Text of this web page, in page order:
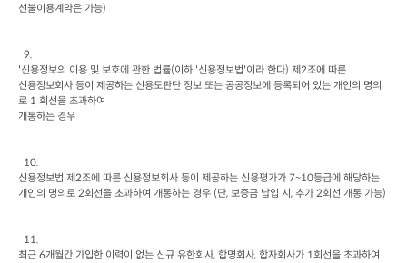
선불이용계약은 가능)
'신용정보의 이용 및 보호에 관한 법률(이하 '신용정보법'이라 한다) 제 2조에 따른
신용정보회사 등이 제공하는 신용도판단 정보 또는 공공정보에 등록되어 있는 개인의 명의
로 1 회선을 초과하여
개통하는 경우
신용정보법 제 2조에 따른 신용정보회사 등이 제공하는 신용평가가 7~10등급에 해당하는
개인의 명의로 2회선을 초과하여 개통하는 경우 (단, 보증금 납입 시 , 추가 2회선 개통 가능)
최근 6개월간 가입한 이력이 없는 신규 유한회사, 합명회사, 합자회사가 1회선을 초과하여